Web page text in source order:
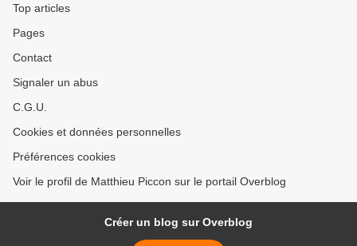
Top articles
Pages
Contact
Signaler un abus
C.G.U.
Cookies et données personnelles
Préférences cookies
Voir le profil de Matthieu Piccon sur le portail Overblog
Créer un blog sur Overblog